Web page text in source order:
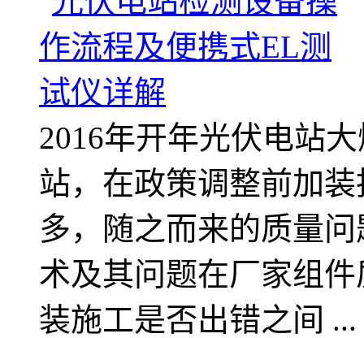
2016年开年光伏电站
站，在政策调整前加
多，随之而来的质量
术及其问题在厂家组
装施工是否出错之间 ...